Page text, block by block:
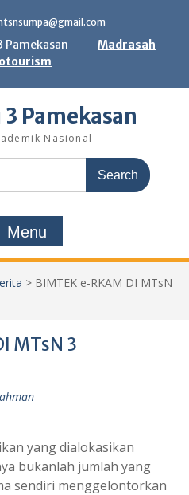
Pamekasan
Madrasah
Pamekasan
Nasional
Menu
> BIMTEK e-RKAM DI MTsN
MTsN 3
yang dialokasikan
bukanlah jumlah yang
sendiri menggelontorkan